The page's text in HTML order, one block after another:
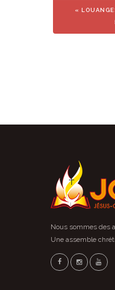
«
Nous sommes des
Une assemble